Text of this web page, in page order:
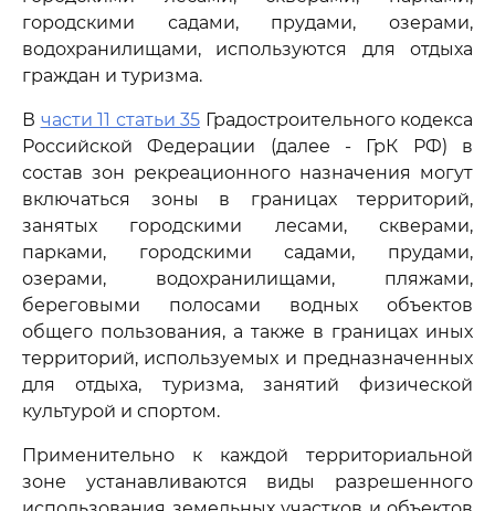
городскими садами, прудами, озерами,
водохранилищами, используются для отдыха
граждан и туризма.
В части 11 статьи 35 Градостроительного кодекса
Российской Федерации (далее - ГрК РФ) в
состав зон рекреационного назначения могут
включаться зоны в границах территорий,
занятых городскими лесами, скверами,
парками, городскими садами, прудами,
озерами, водохранилищами, пляжами,
береговыми полосами водных объектов
общего пользования, а также в границах иных
территорий, используемых и предназначенных
для отдыха, туризма, занятий физической
культурой и спортом.
Применительно к каждой территориальной
зоне устанавливаются виды разрешенного